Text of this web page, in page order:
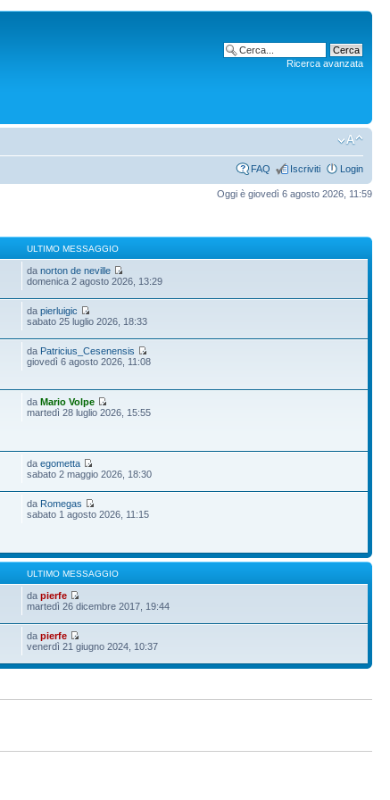
Ricerca avanzata
FAQ Iscriviti Login
Oggi è giovedì 6 agosto 2026, 11:59
ULTIMO MESSAGGIO
danorton de neville
domenica 2 agosto 2026, 13:29
dapierluigic
sabato 25 luglio 2026, 18:33
da Patricius_Cesenensis
giovedì 6 agosto 2026, 11:08
daMario Volpe
martedì 28 luglio 2026, 15:55
daegometta
sabato 2 maggio 2026, 18:30
da Romegas
sabato 1 agosto 2026, 11:15
ULTIMO MESSAGGIO
dapierfe
martedì 26 dicembre 2017, 19:44
dapierfe
venerdì 21 giugno 2024, 10:37